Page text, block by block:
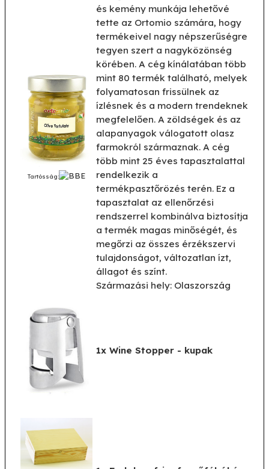
Tartósság:
és kemény munkája lehetővé
tette az Ortomio számára, hogy
termékeivel nagy népszerűségre
tegyen szert a nagyközönség
körében. A cég kínálatában több
mint 80 termék található, melyek
folyamatosan frissülnek az
ízlésnek és a modern trendeknek
megfelelően. A zöldségek és az
alapanyagok válogatott olasz
farmokról származnak. A cég
több mint 25 éves tapasztalattal
rendelkezik a
termékpasztőrözés terén. Ez a
tapasztalat az ellenőrzési
rendszerrel kombinálva biztosítja
a termék magas minőségét, és
megőrzi az összes érzékszervi
tulajdonságot, változatlan ízt,
állagot és színt.
Származási hely: Olaszország
1x Wine Stopper - kupak